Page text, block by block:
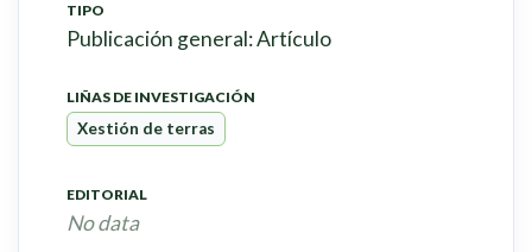
TIPO
Publicación general: Artículo
LIÑAS DE INVESTIGACIÓN
Xestión de terras
EDITORIAL
No data